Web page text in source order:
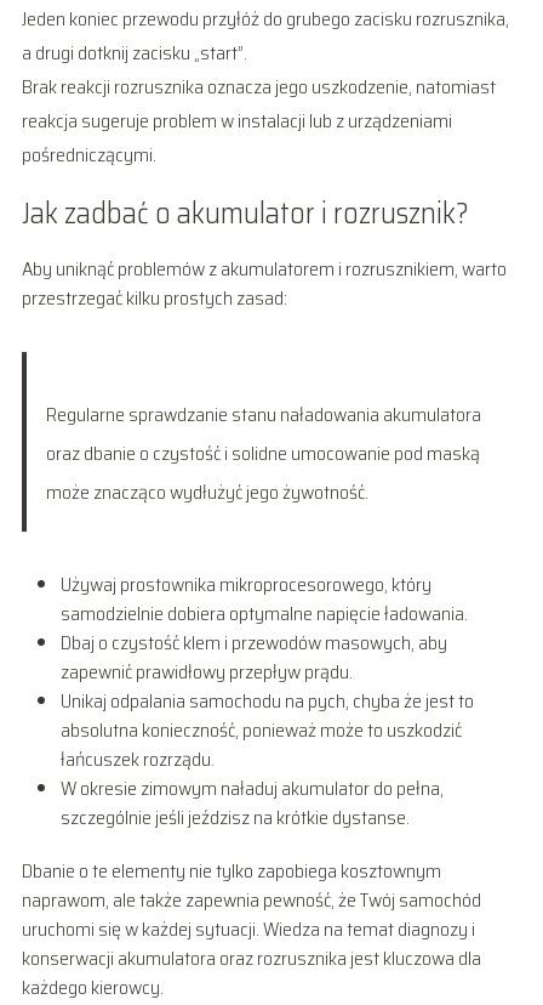
Jeden koniec przewodu przyłóż do grubego zacisku rozrusznika,
a drugi dotknij zacisku „start”.
Brak reakcji rozrusznika oznacza jego uszkodzenie, natomiast
reakcja sugeruje problem w instalacji lub z urządzeniami
pośredniczącymi.
Jak zadbać o akumulator i rozrusznik?
Aby uniknąć problemów z akumulatorem i rozrusznikiem, warto
przestrzegać kilku prostych zasad:
Regularne sprawdzanie stanu naładowania akumulatora
oraz dbanie o czystość i solidne umocowanie pod maską
może znacząco wydłużyć jego żywotność.
Używaj prostownika mikroprocesorowego, który
samodzielnie dobiera optymalne napięcie ładowania.
Dbaj o czystość klem i przewodów masowych, aby
zapewnić prawidłowy przepływ prądu.
Unikaj odpalania samochodu na pych, chyba że jest to
absolutna konieczność, ponieważ może to uszkodzić
łańcuszek rozrządu.
W okresie zimowym naładuj akumulator do pełna,
szczególnie jeśli jeździsz na krótkie dystanse.
Dbanie o te elementy nie tylko zapobiega kosztownym
naprawom, ale także zapewnia pewność, że Twój samochód
uruchomi się w każdej sytuacji. Wiedza na temat diagnozy i
konserwacji akumulatora oraz rozrusznika jest kluczowa dla
każdego kierowcy.